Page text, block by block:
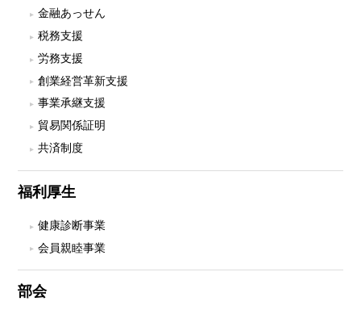
金融あっせん
税務支援
労務支援
創業経営革新支援
事業承継支援
貿易関係証明
共済制度
福利厚生
健康診断事業
会員親睦事業
部会